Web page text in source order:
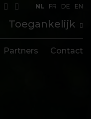
NL FR DE EN
Toegankelijk
Partners Contact